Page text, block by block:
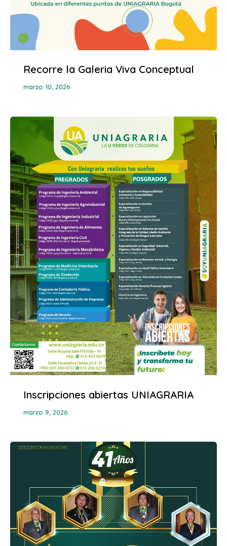
Recorre la Galeria Viva Conceptual
marzo 10, 2026
Inscripciones abiertas UNIAGRARIA
marzo 9, 2026